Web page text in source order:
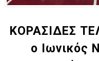
ΚΟΡΑΣΙΔΕΣ
ο Ιωνικός